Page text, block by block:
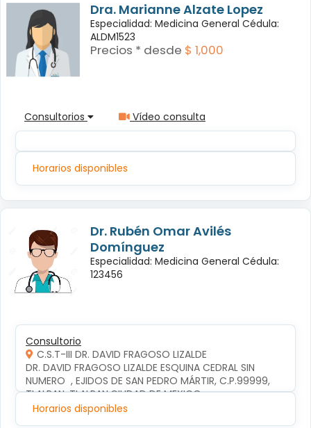
Dra. Marianne Alzate Lopez
Especialidad: Medicina General Cédula:
ALDM1523
Precios * desde $ 1,000
Consultorios Vídeo consulta
Horarios disponibles
Dr. Rubén Omar Avilés
Domínguez
Especialidad: Medicina General Cédula:
123456
Consultorio
C.S.T-III DR. DAVID FRAGOSO LIZALDE
DR. DAVID FRAGOSO LIZALDE ESQUINA CEDRAL SIN
NUMERO  , EJIDOS DE SAN PEDRO MÁRTIR, C.P.99999,
TLALPAN, TLALPAN,CIUDAD DE MEXICO
Horarios disponibles